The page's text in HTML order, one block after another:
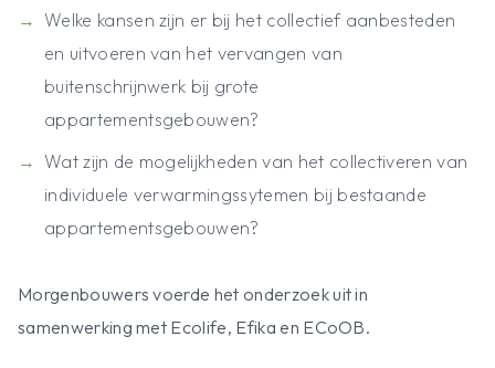
Welke kansen zijn er bij het collectief aanbesteden
en uitvoeren van het vervangen van
buitenschrijnwerk bij grote
appartementsgebouwen?
Wat zijn de mogelijkheden van het collectiveren van
individuele verwarmingssytemen bij bestaande
appartementsgebouwen?
Morgenbouwers voerde het onderzoek uit in
samenwerking met Ecolife, Efika en ECoOB.